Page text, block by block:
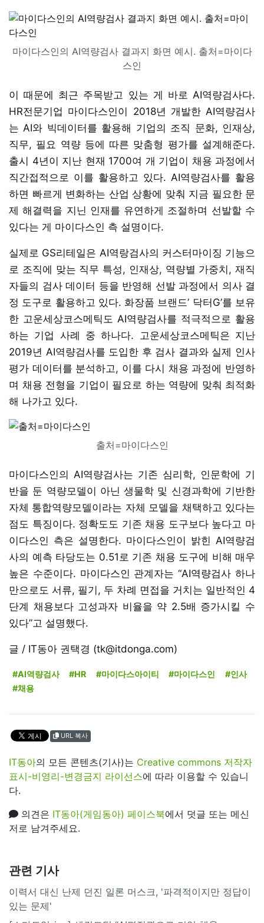
마이다스인의 AI역량검사 결과지 화면 예시. 출처=마이다
스인
이 때문에 최근 주목받고 있는 게 바로 AI역량검사다.
HR전문기업 마이다스인이 2018년 개발한 AI역량검사
는 AI와 빅데이터를 활용해 기업의 조직 문화, 인재상,
직무, 필요 역량 등에 따른 맞춤형 평가를 설계해준다.
출시 4년이 지난 현재 1700여 개 기업이 채용 과정에서
직간접적으로 이를 활용하고 있다. AI역량검사를 활용
하면 빠르게 변화하는 산업 상황에 맞춰 지금 필요한 문
제 해결력을 지닌 인재를 유연하게 조절하며 선발할 수
있다는 게 마이다스인 측 설명이다.
실제로 GS리테일은 AI역랑검사의 커스터마이징 기능으
로 조직에 맞는 직무 특성, 인재상, 역량별 가중치, 재직
자들의 검사 데이터 등을 반영해 선발 과정에서 의사 결
정 도구로 활용하고 있다. 화장품 브랜드’ 닥터G’를 보유
한 고운세상코스메틱도 AI역량검사를 적극적으로 활용
하는 기업 사례 중 하나다. 고운세상코스메틱은 지난
2019년 AI역량검사를 도입한 후 검사 결과와 실제 인사
평가 데이터를 분석하고, 이를 다시 채용 과정에 반영하
며 채용 전형을 기업이 필요로 하는 역량에 맞춰 최적화
해 나가고 있다.
출처=마이다스인
마이다스인의 AI역량검사는 기존 심리학, 인문학에 기
반을 둔 역량모델이 아닌 생물학 및 신경과학에 기반한
자체 통합역량모델이라는 자체 모델을 채택하고 있다는
점도 특징이다. 정확도도 기존 채용 도구보다 높다고 마
이다스인 측은 설명한다. 마이다스인이 밝힌 AI역량검
사의 예측 타당도는 0.51로 기존 채용 도구에 비해 매우
높은 수준이다. 마이다스인 관계자는 “AI역량검사 하나
만으로도 서류, 필기, 두 차례 면접을 거치는 일반적인 4
단계 채용보다 고성과자 비율을 약 2.5배 증가시킬 수
있다”고 설명했다.
글 / IT동아 권택경 (tk@itdonga.com)
#AI역량검사 #HR #마이다스아이티 #마이다스인
#인사
#채용
URL 복사
IT동아의 모든 콘텐츠(기사)는 Creative commons 저작자
표시-비영리-변경금지 라이선스에 따라 이용할 수 있습니
다.
의견은 IT동아(게임동아) 페이스북에서 덧글 또는 메신
저로 남겨주세요.
관련 기사
이력서 대신 난제 던진 일론 머스크, '파격적이지만 정답이
있는 문제'